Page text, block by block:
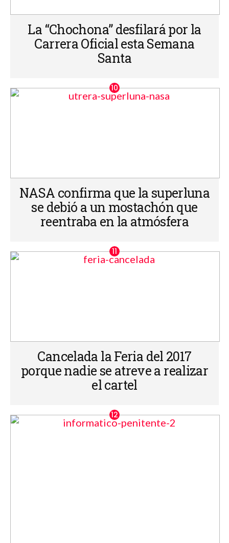
La “Chochona” desfilará por la
Carrera Oficial esta Semana
Santa
NASA confirma que la superluna
se debió a un mostachón que
reentraba en la atmósfera
Cancelada la Feria del 2017
porque nadie se atreve a realizar
el cartel